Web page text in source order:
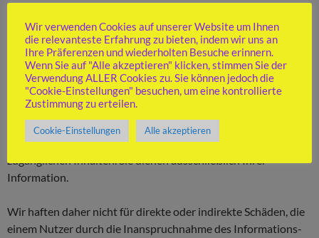
Die Informationen die wir Ihnen anbieten sind eine reine
Serviceleistung unsererseits. Auch wenn wir davon ausgehen,
dass unsere Informationen zutreffend sind, können Sie
dennoch Fehler und Ungenauigkeiten enthalten. Wir
übernehmen trotz sorgfältiger Beschaffung und Bereitstellung
keine Gewähr für die Aktualität, Richtigkeit und
Vollständigkeit der zum Abruf bereitgehaltenen und sonstigen
zugänglichen Inhalten. Sie dienen ausschließlich Ihrer
Information.
Wir haften daher nicht für direkte oder indirekte Schäden, die
einem Nutzer durch die Inanspruchnahme des Informations-
Wir verwenden Cookies auf unserer Website um Ihnen
die relevanteste Erfahrung zu bieten, indem wir uns an
Ihre Präferenzen und wiederholten Besuche erinnern.
Wenn Sie auf "Alle akzeptieren" klicken, stimmen Sie der
Verwendung ALLER Cookies zu. Sie können jedoch die
"Cookie-Einstellungen" besuchen, um eine kontrollierte
Zustimmung zu erteilen.
Cookie-Einstellungen Alle akzeptieren